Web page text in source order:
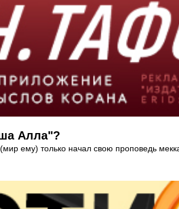
Алла"?
ему) только начал свою проповедь